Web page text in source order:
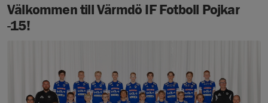
Välkommen till Värmdö IF Fotboll Pojkar
-15!